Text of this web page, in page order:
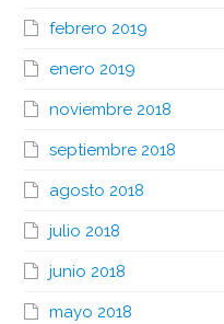
febrero 2019
enero 2019
noviembre 2018
septiembre 2018
agosto 2018
julio 2018
junio 2018
mayo 2018